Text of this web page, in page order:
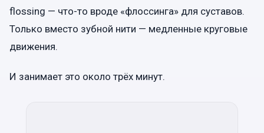
flossing — что-то вроде «флоссинга» для суставов.
Только вместо зубной нити — медленные круговые
движения.
И занимает это около трёх минут.